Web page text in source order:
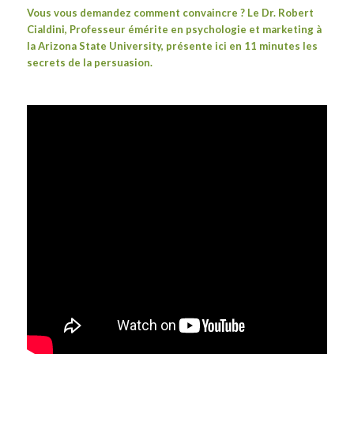
Vous vous demandez comment convaincre ? Le Dr. Robert
Cialdini, Professeur émérite en psychologie et marketing à
la Arizona State University, présente ici en 11 minutes les
secrets de la persuasion.